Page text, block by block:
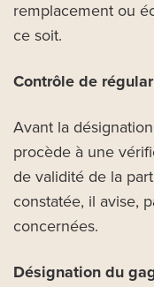
remplacement ou
ce soit.
Contrôle de
Avant la
procède à une
de validité de la
constatée, il avise,
concernées.
Désignation du